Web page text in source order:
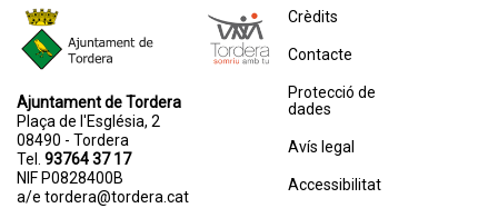
Ajuntament de Tordera
Plaça de l'Església, 2
08490 - Tordera
Tel. 93764 37 17
NIF P0828400B
a/e tordera@tordera.cat
Crèdits
Contacte
Protecció de
dades
Avís legal
Accessibilitat